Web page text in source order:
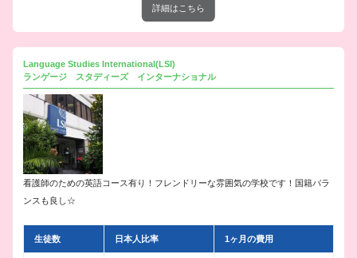
詳細はこちら
Language Studies International(LSI)
ランゲージ スタディーズ インターナショナル
看護師のための英語コース有り！フレンドリーな雰囲気の学校です！国籍バラ
ンスも良し☆
生徒数 日本人比率 1ヶ月の費用